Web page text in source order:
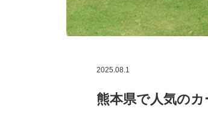
2025.08.1
熊本県で人気のカ